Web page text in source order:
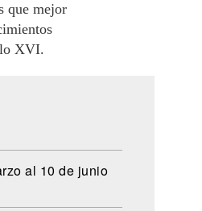
que mejor
XVI.
al 10 de junio